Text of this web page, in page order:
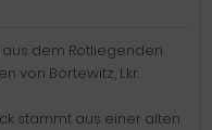
dem Rotliegenden
von Börtewitz, Lkr.
stammt aus einer alten